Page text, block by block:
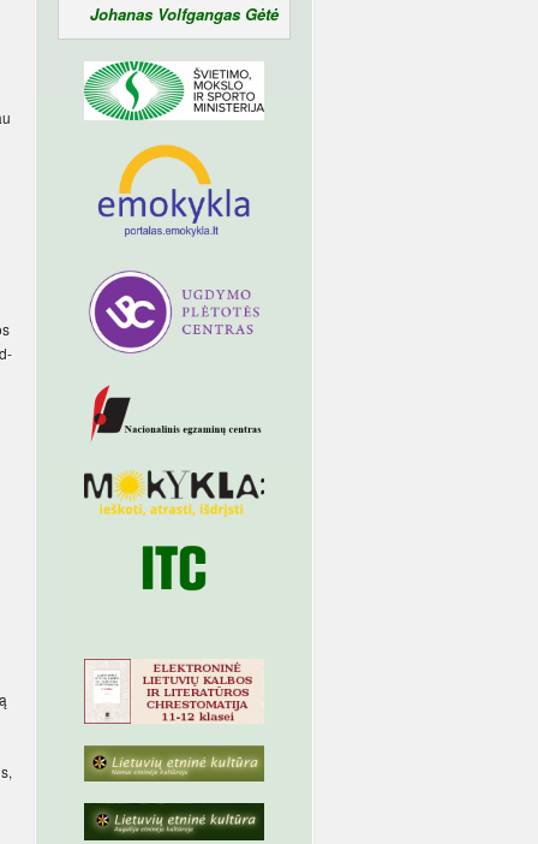
Johanas Volfgangas Gėtė